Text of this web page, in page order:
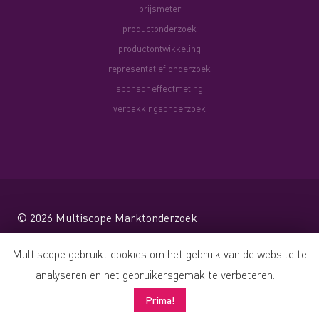
prijsmeter
productonderzoek
productontwikkeling
representatief onderzoek
sponsor effectmeting
verpakkingsonderzoek
© 2026 Multiscope Marktonderzoek
Website by Shareforce
Multiscope gebruikt cookies om het gebruik van de website te
analyseren en het gebruikersgemak te verbeteren.
Prima!